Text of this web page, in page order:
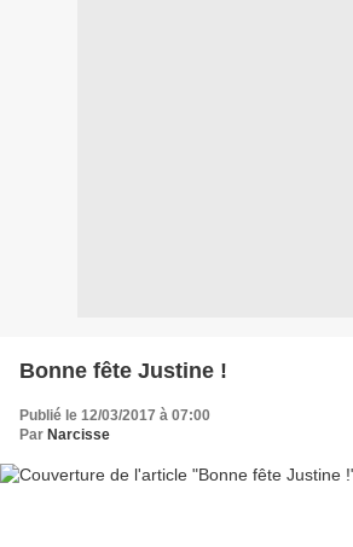
Bonne fête Justine !
Publié le 12/03/2017 à 07:00
Par Narcisse